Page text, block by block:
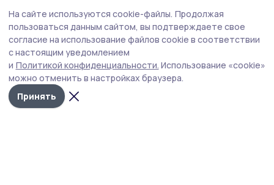
На сайте используются cookie-файлы. Продолжая
пользоваться данным сайтом, вы подтверждаете свое
согласие на использование файлов cookie в соответствии
с настоящим уведомлением
и Политикой конфиденциальности. Использование «cookie»
можно отменить в настройках браузера.
Принять